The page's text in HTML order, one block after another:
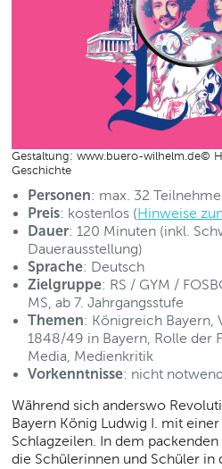
Gestaltung: www.buero-wilhelm.de©
Geschichte
Personen: max. 32
Preis: kostenlos (Hinweise
Dauer: 120 Minuten (inkl.
Dauerausstellung)
Sprache: Deutsch
Zielgruppe: RS / GYM /
MS, ab 7. Jahrgangsstufe
Themen: Königreich Bayern,
1848/49 in Bayern, Rolle der
Media, Medienkritik
Vorkenntnisse: nicht
Während sich anderswo
Bayern König Ludwig I. mit
Schlagzeilen. In dem
die Schülerinnen und Schüler in